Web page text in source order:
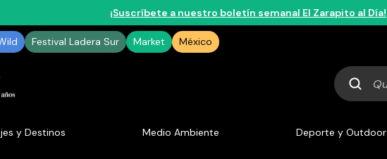
¡Suscríbete a nuestro boletín semanal El Zarapito al Día!
Festival Ladera Sur Market México
Qué
buscas
y Destinos Medio Ambiente Deporte y Outdoor